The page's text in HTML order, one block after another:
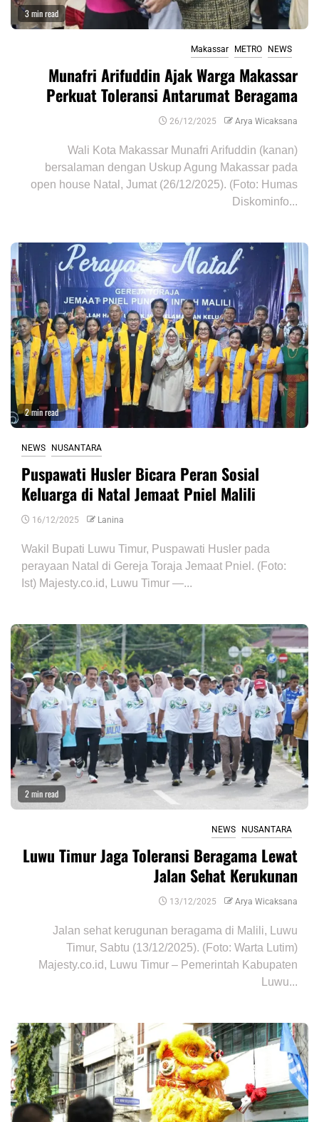
3 min read
Makassar METRO NEWS
Munafri Arifuddin Ajak Warga Makassar
Perkuat Toleransi Antarumat Beragama
26/12/2025 Arya Wicaksana
Wali Kota Makassar Munafri Arifuddin (kanan)
bersalaman dengan Uskup Agung Makassar pada
open house Natal, Jumat (26/12/2025). (Foto: Humas
Diskominfo...
2 min read
NEWS NUSANTARA
Puspawati Husler Bicara Peran Sosial
Keluarga di Natal Jemaat Pniel Malili
16/12/2025 Lanina
Wakil Bupati Luwu Timur, Puspawati Husler pada
perayaan Natal di Gereja Toraja Jemaat Pniel. (Foto:
Ist) Majesty.co.id, Luwu Timur —...
2 min read
NEWS NUSANTARA
Luwu Timur Jaga Toleransi Beragama Lewat
Jalan Sehat Kerukunan
13/12/2025 Arya Wicaksana
Jalan sehat kerugunan beragama di Malili, Luwu
Timur, Sabtu (13/12/2025). (Foto: Warta Lutim)
Majesty.co.id, Luwu Timur – Pemerintah Kabupaten
Luwu...